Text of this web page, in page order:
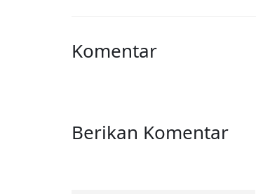
Komentar
Berikan Komentar